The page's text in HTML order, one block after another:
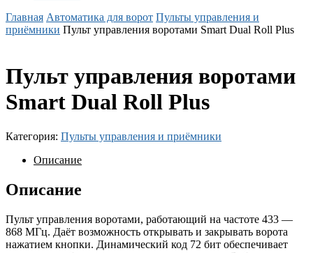
Главная Автоматика для ворот Пульты управления и
приёмники Пульт управления воротами Smart Dual Roll Plus
Пульт управления воротами
Smart Dual Roll Plus
Категория: Пульты управления и приёмники
Описание
Описание
Пульт управления воротами, работающий на частоте 433 —
868 МГц. Даёт возможность открывать и закрывать ворота
нажатием кнопки. Динамический код 72 бит обеспечивает